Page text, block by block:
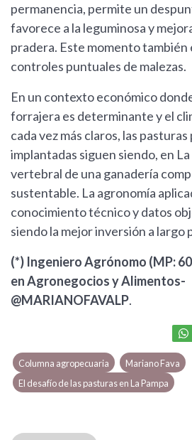
permanencia, permite un
favorece a la leguminosa y
pradera. Este momento también
controles puntuales de malezas.
En un contexto económico
forrajera es determinante y el
cada vez más claros, las
implantadas siguen siendo, en
vertebral de una ganadería
sustentable. La agronomía
conocimiento técnico y datos
siendo la mejor inversión a largo
(*) Ingeniero Agrónomo (MP:
en Agronegocios y Alimentos-
@MARIANOFAVALP.
Columna agropecuaria
Mariano Fava
El desafío de las pasturas en La Pampa